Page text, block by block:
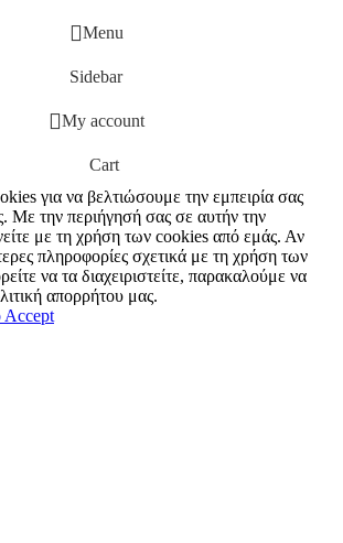
Menu
Sidebar
My account
Cart
για να βελτιώσουμε την εμπειρία σας
Με την περιήγησή σας σε αυτήν την
με τη χρήση των cookies από εμάς. Αν
πληροφορίες σχετικά με τη χρήση των
να τα διαχειριστείτε, παρακαλούμε να
απορρήτου μας.
Accept